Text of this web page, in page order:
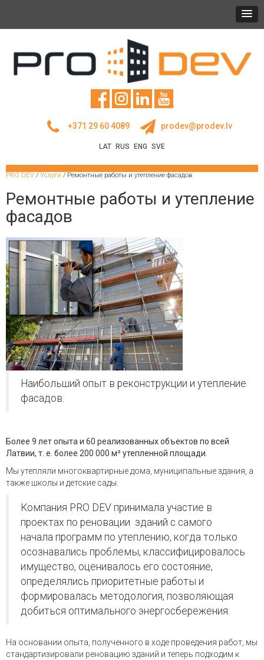
+371 29 60 4089 prodev@prodev.lv
LAT RUS ENG SVE
PRO DEV / Услуги / Ремонтные работы и утепление фасадов
Ремонтные работы и утепление
фасадов
Наибольший опыт в реконструкции и утепление
фасадов.
Более 9 лет опыта и 60 реализованных объектов по всей
Латвии, т. е. более 200 000 м² утепленной площади.
Мы утепляли многоквартирные дома, муниципальные здания, а
также школы и детские сады.
Компания PRO DEV принимала участие в
проектах по реновации зданий с самого
начала программ по утеплению, когда только
осознавались проблемы, классифицировалось
имущество, оценивалось его состояние,
определялись приоритетные работы и
формировалась методология, позволяющая
добиться оптимального энергосбережения.
На основании опыта, полученного в ходе проведения работ, мы
стандартизировали реновацию зданий и теперь подходим к